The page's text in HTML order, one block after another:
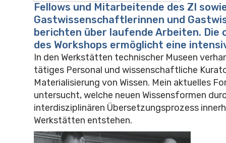
Fellows und Mitarbeitende des ZI
Gastwissenschaftlerinnen und
berichten über laufende Arbeiten. Die
des Workshops ermöglicht eine
In den Werkstätten technischer Museen
tätiges Personal und wissenschaftliche
Materialisierung von Wissen. Mein aktuelles
untersucht, welche neuen Wissensformen
interdisziplinären Übersetzungsprozess
Werkstätten entstehen.